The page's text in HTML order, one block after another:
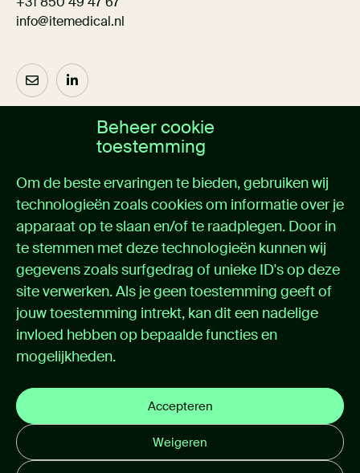
Beheer cookie
toestemming
Om de beste ervaringen te bieden, gebruiken wij
technologieën zoals cookies om informatie over je
apparaat op te slaan en/of te raadplegen. Door in
te stemmen met deze technologieën kunnen wij
gegevens zoals surfgedrag of unieke ID's op deze
site verwerken. Als je geen toestemming geeft of
jouw toestemming intrekt, kan dit een nadelige
invloed hebben op bepaalde functies en
mogelijkheden.
Accepteren
Weigeren
info@itemedical.nl
Over ons
Oplossingen
Cases
Nieuws
Over itemedical
Contact
Support
Support portal
Handleidingen
Privacybeleid
Cookie instellingen
E-mail disclaimer
Algemene voorwaarden